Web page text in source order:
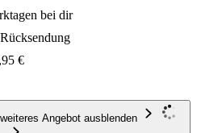
bei dir
€
Angebot ausblenden